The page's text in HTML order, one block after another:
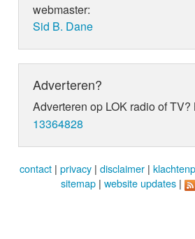
webmaster:
Sid B. Dane
Adverteren?
Adverteren op LOK radio of
13364828
contact | privacy | disclaimer |
sitemap | website updates |